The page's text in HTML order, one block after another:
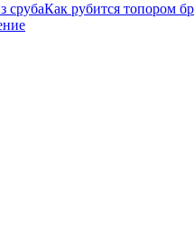
Как рубится топором